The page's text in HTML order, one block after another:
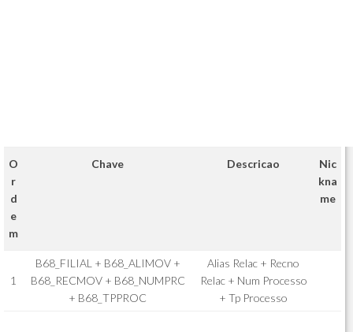
O
r
d
e
m
Chave Descricao
Nic
kna
me
1
B68_FILIAL + B68_ALIMOV +
B68_RECMOV + B68_NUMPRC
+ B68_TPPROC
Alias Relac + Recno
Relac + Num Processo
+ Tp Processo